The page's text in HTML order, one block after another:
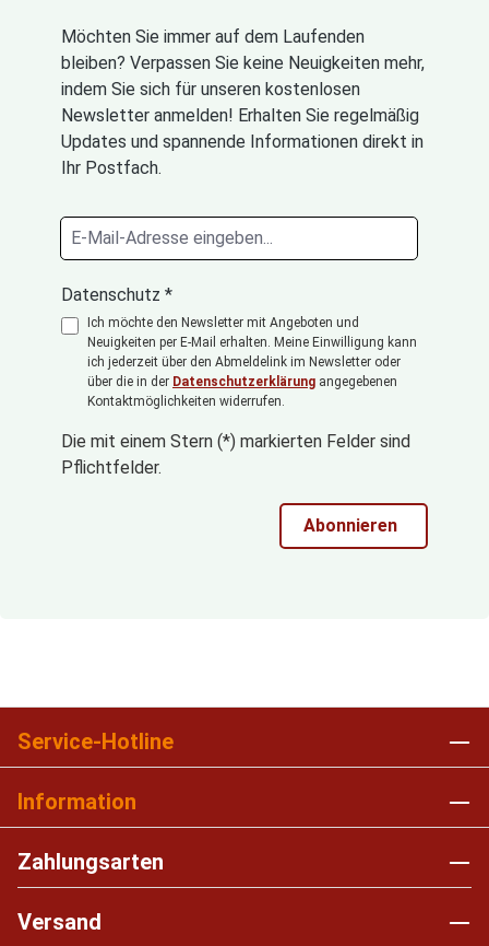
Möchten Sie immer auf dem Laufenden
bleiben? Verpassen Sie keine Neuigkeiten mehr,
indem Sie sich für unseren kostenlosen
Newsletter anmelden! Erhalten Sie regelmäßig
Updates und spannende Informationen direkt in
Ihr Postfach.
Datenschutz *
Ich möchte den Newsletter mit Angeboten und
Neuigkeiten per E-Mail erhalten. Meine Einwilligung kann
ich jederzeit über den Abmeldelink im Newsletter oder
über die in der Datenschutzerklärung angegebenen
Kontaktmöglichkeiten widerrufen.
Die mit einem Stern (*) markierten Felder sind
Pflichtfelder.
Abonnieren
Service-Hotline
Information
Zahlungsarten
Versand